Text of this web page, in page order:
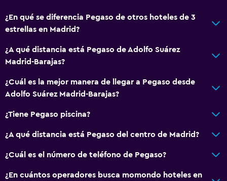
¿En qué se diferencia Pegaso de otros hoteles de 3
estrellas en Madrid?
¿A qué distancia está Pegaso de Adolfo Suárez
Madrid-Barajas?
¿Cuál es la mejor manera de llegar a Pegaso desde
Adolfo Suárez Madrid-Barajas?
¿Tiene Pegaso piscina?
¿A qué distancia está Pegaso del centro de Madrid?
¿Cuál es el número de teléfono de Pegaso?
¿En cuántos operadores busca momondo hoteles en